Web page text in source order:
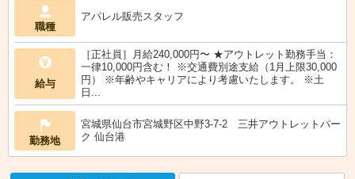
職種
アパレル販売スタッフ
給与
［正社員］月給240,000円〜 ★アウトレット勤務手当：
一律10,000円含む！ ※交通費別途支給（1月上限30,000
円） ※年齢やキャリアにより考慮いたします。 ※土
日...
勤務地
宮城県仙台市宮城野区中野3-7-2 三井アウトレットパー
ク 仙台港